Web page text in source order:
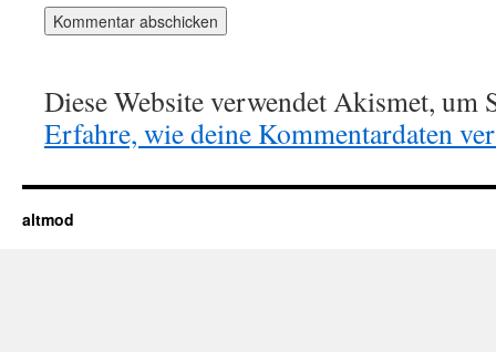
Diese Website verwendet Akismet, um
Erfahre, wie deine Kommentardaten
altmod